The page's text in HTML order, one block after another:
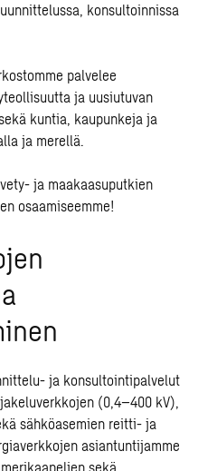
konsultoinnissa
palvelee
ja uusiutuvan
kuntia, kaupunkeja ja
ja merellä.
ja maakaasuputkien
osaamiseemme!
ja konsultointipalvelut
(0,4–400 kV),
sähköasemien reitti- ja
asiantuntijamme
sekä